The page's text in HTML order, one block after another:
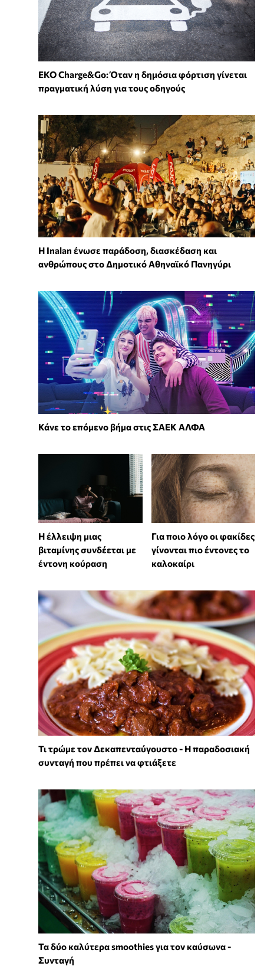
EKO Charge&Go: Όταν η δημόσια φόρτιση γίνεται
πραγματική λύση για τους οδηγούς
Η Inalan ένωσε παράδοση, διασκέδαση και
ανθρώπους στο Δημοτικό Αθηναϊκό Πανηγύρι
Κάνε το επόμενο βήμα στις ΣΑΕΚ ΑΛΦΑ
⁠Η έλλειψη μιας
βιταμίνης συνδέεται με
έντονη κούραση
Για ποιο λόγο οι φακίδες
γίνονται πιο έντονες το
καλοκαίρι
Τι τρώμε τον Δεκαπενταύγουστο - Η παραδοσιακή
συνταγή που πρέπει να φτιάξετε
Τα δύο καλύτερα smoothies για τον καύσωνα -
Συνταγή